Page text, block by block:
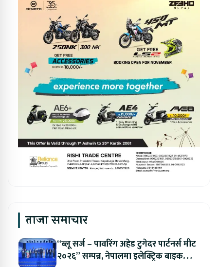
ताजा समाचार
“ब्लू सर्ज – पावरिंग अहेड टुगेदर पार्टनर्स मीट
२०२६” सम्पन्न, नेपालमा इलेक्ट्रिक बाइक